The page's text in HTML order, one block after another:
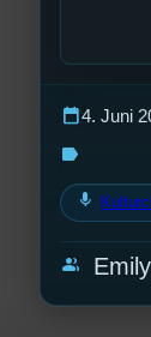
calendar_today4. Juni
label
mic
group